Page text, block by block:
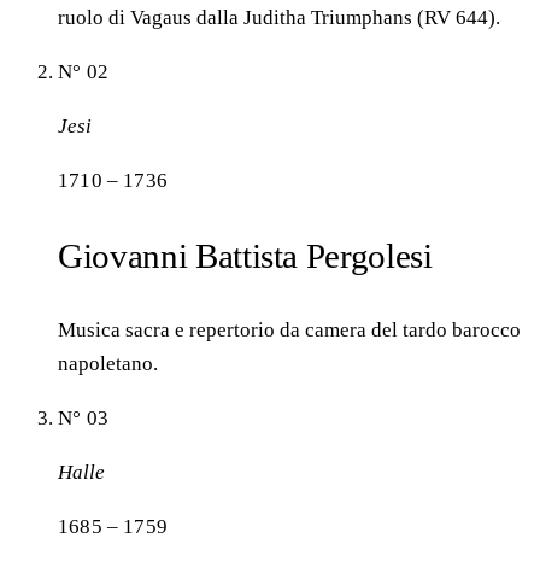
ruolo di Vagaus dalla Juditha Triumphans (RV 644).
N° 02
Jesi
1710 – 1736
Giovanni Battista Pergolesi
Musica sacra e repertorio da camera del tardo barocco
napoletano.
N° 03
Halle
1685 – 1759